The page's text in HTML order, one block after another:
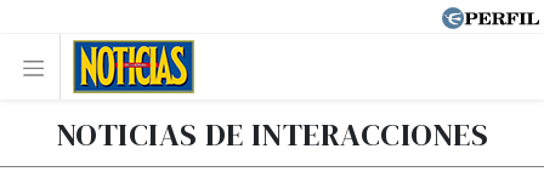
NOTICIAS DE INTERACCIONES